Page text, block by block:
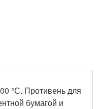
°С. Противень для
бумагой и